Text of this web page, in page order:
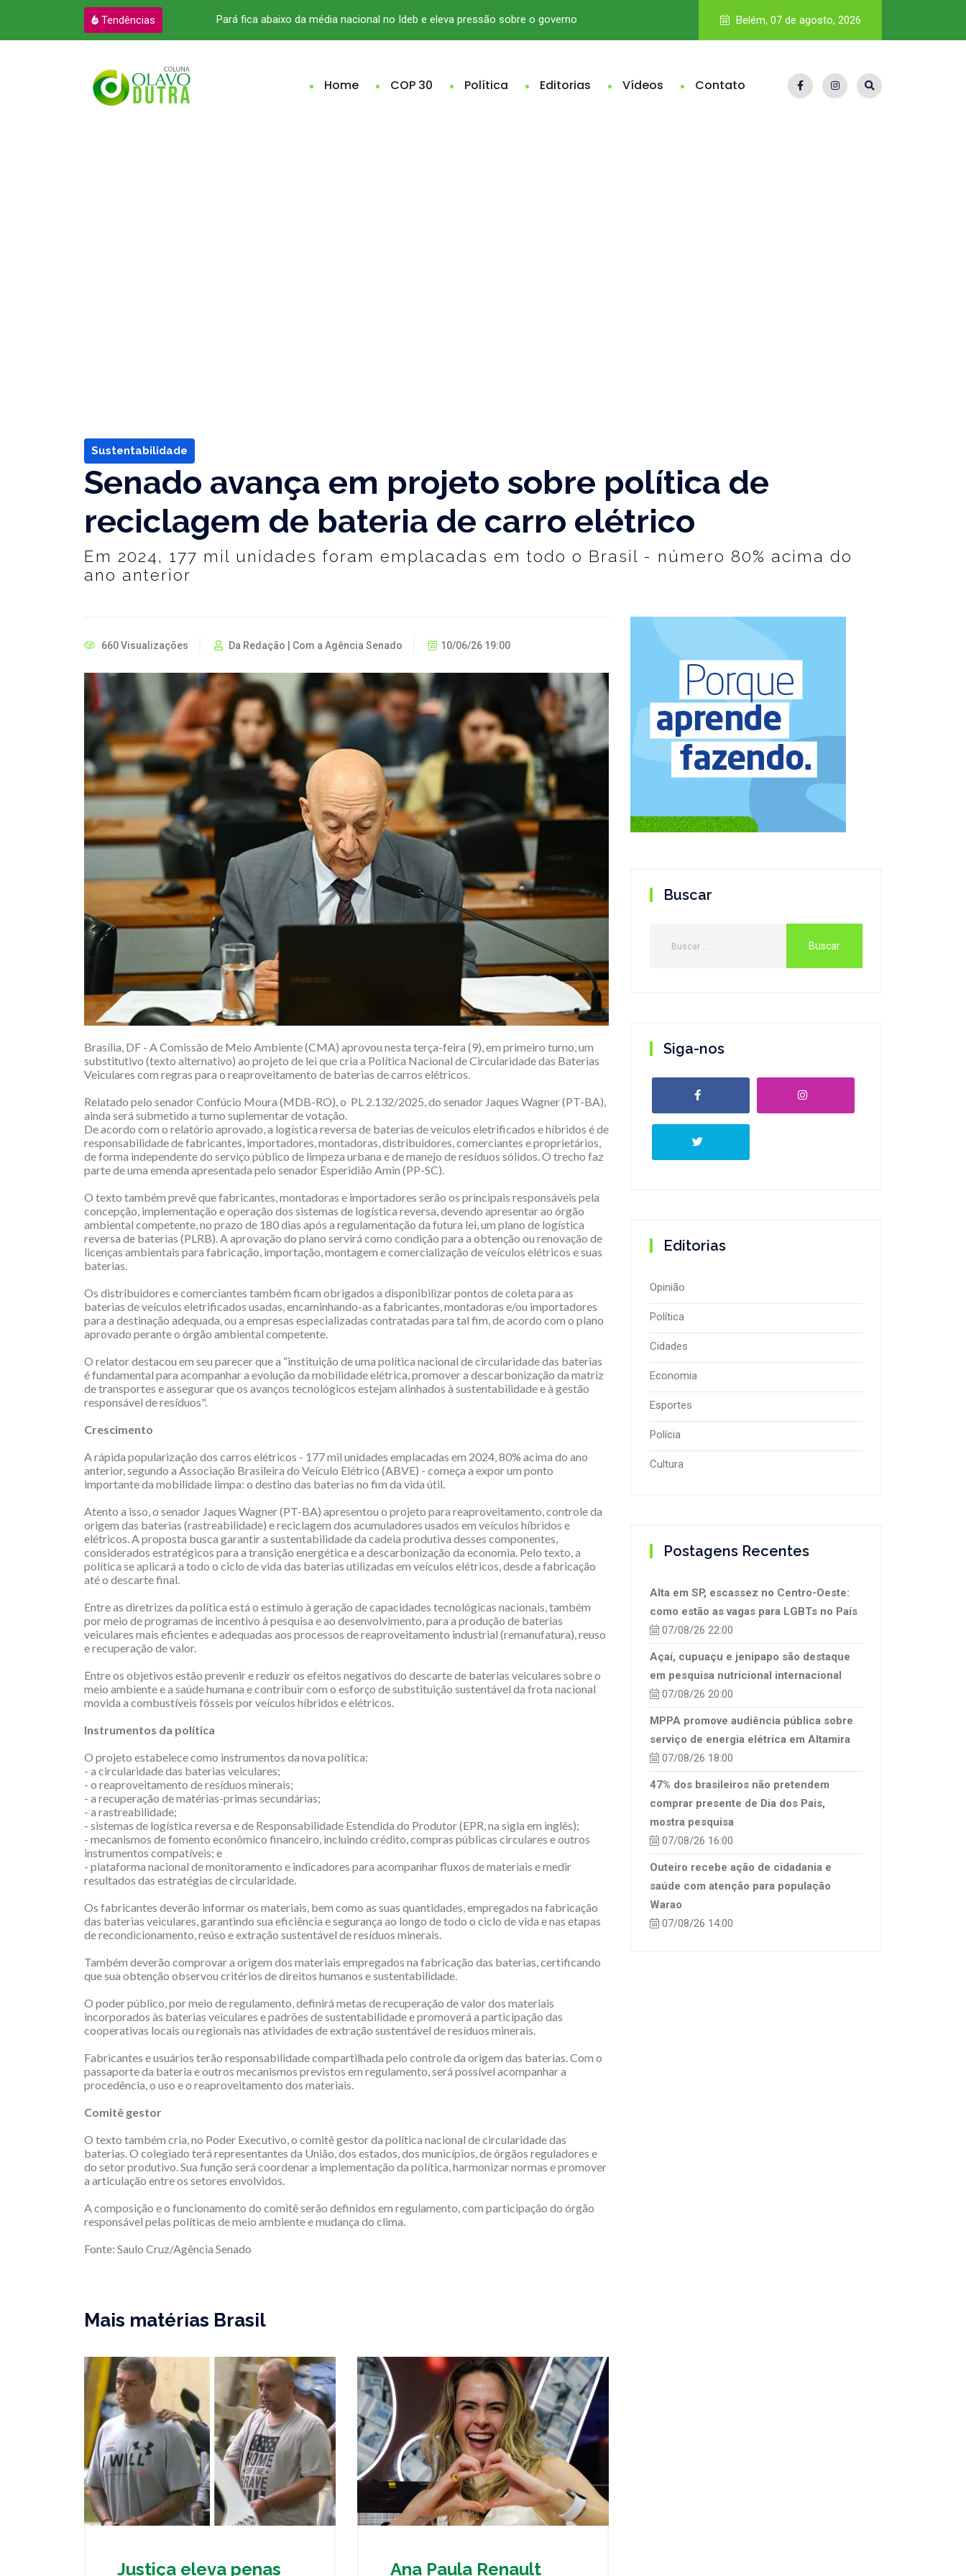
Tendências
a R$ 12,2 bilhões Pará fica abaixo da média nacional no Ideb e eleva pressão sobre o governo IA na seleção de pessoas entra no radar da fiscalização e
Belém, 07 de agosto, 2026
Home COP 30 Política Editorias Vídeos Contato
Sustentabilidade
Senado avança em projeto sobre política de
reciclagem de bateria de carro elétrico
Em 2024, 177 mil unidades foram emplacadas em todo o Brasil - número 80% acima do
ano anterior
660 Visualizações Da Redação | Com a Agência Senado 10/06/26 19:00
Brasília, DF - A Comissão de Meio Ambiente (CMA) aprovou nesta terça-feira (9), em primeiro turno, um
substitutivo (texto alternativo) ao projeto de lei que cria a Política Nacional de Circularidade das Baterias
Veiculares com regras para o reaproveitamento de baterias de carros elétricos.
Relatado pelo senador Confúcio Moura (MDB-RO), o PL 2.132/2025, do senador Jaques Wagner (PT-BA),
ainda será submetido a turno suplementar de votação.
De acordo com o relatório aprovado, a logística reversa de baterias de veículos eletrificados e híbridos é de
responsabilidade de fabricantes, importadores, montadoras, distribuidores, comerciantes e proprietários,
de forma independente do serviço público de limpeza urbana e de manejo de resíduos sólidos. O trecho faz
parte de uma emenda apresentada pelo senador Esperidião Amin (PP-SC).
O texto também prevê que fabricantes, montadoras e importadores serão os principais responsáveis pela
concepção, implementação e operação dos sistemas de logística reversa, devendo apresentar ao órgão
ambiental competente, no prazo de 180 dias após a regulamentação da futura lei, um plano de logística
reversa de baterias (PLRB). A aprovação do plano servirá como condição para a obtenção ou renovação de
licenças ambientais para fabricação, importação, montagem e comercialização de veículos elétricos e suas
baterias.
Os distribuidores e comerciantes também ficam obrigados a disponibilizar pontos de coleta para as
baterias de veículos eletrificados usadas, encaminhando-as a fabricantes, montadoras e/ou importadores
para a destinação adequada, ou a empresas especializadas contratadas para tal fim, de acordo com o plano
aprovado perante o órgão ambiental competente.
O relator destacou em seu parecer que a “instituição de uma política nacional de circularidade das baterias
é fundamental para acompanhar a evolução da mobilidade elétrica, promover a descarbonização da matriz
de transportes e assegurar que os avanços tecnológicos estejam alinhados à sustentabilidade e à gestão
responsável de resíduos".
Crescimento
A rápida popularização dos carros elétricos - 177 mil unidades emplacadas em 2024, 80% acima do ano
anterior, segundo a Associação Brasileira do Veículo Elétrico (ABVE) - começa a expor um ponto
importante da mobilidade limpa: o destino das baterias no fim da vida útil.
Atento a isso, o senador Jaques Wagner (PT-BA) apresentou o projeto para reaproveitamento, controle da
origem das baterias (rastreabilidade) e reciclagem dos acumuladores usados em veículos híbridos e
elétricos. A proposta busca garantir a sustentabilidade da cadeia produtiva desses componentes,
considerados estratégicos para a transição energética e a descarbonização da economia. Pelo texto, a
política se aplicará a todo o ciclo de vida das baterias utilizadas em veículos elétricos, desde a fabricação
até o descarte final.
Entre as diretrizes da política está o estímulo à geração de capacidades tecnológicas nacionais, também
por meio de programas de incentivo à pesquisa e ao desenvolvimento, para a produção de baterias
veiculares mais eficientes e adequadas aos processos de reaproveitamento industrial (remanufatura), reuso
e recuperação de valor.
Entre os objetivos estão prevenir e reduzir os efeitos negativos do descarte de baterias veiculares sobre o
meio ambiente e a saúde humana e contribuir com o esforço de substituição sustentável da frota nacional
movida a combustíveis fósseis por veículos híbridos e elétricos.
Instrumentos da política
O projeto estabelece como instrumentos da nova política:
- a circularidade das baterias veiculares;
- o reaproveitamento de resíduos minerais;
- a recuperação de matérias-primas secundárias;
- a rastreabilidade;
- sistemas de logística reversa e de Responsabilidade Estendida do Produtor (EPR, na sigla em inglês);
- mecanismos de fomento econômico financeiro, incluindo crédito, compras públicas circulares e outros
instrumentos compatíveis; e
- plataforma nacional de monitoramento e indicadores para acompanhar fluxos de materiais e medir
resultados das estratégias de circularidade.
Os fabricantes deverão informar os materiais, bem como as suas quantidades, empregados na fabricação
das baterias veiculares, garantindo sua eficiência e segurança ao longo de todo o ciclo de vida e nas etapas
de recondicionamento, reúso e extração sustentável de resíduos minerais.
Também deverão comprovar a origem dos materiais empregados na fabricação das baterias, certificando
que sua obtenção observou critérios de direitos humanos e sustentabilidade.
O poder público, por meio de regulamento, definirá metas de recuperação de valor dos materiais
incorporados às baterias veiculares e padrões de sustentabilidade e promoverá a participação das
cooperativas locais ou regionais nas atividades de extração sustentável de resíduos minerais.
Fabricantes e usuários terão responsabilidade compartilhada pelo controle da origem das baterias. Com o
passaporte da bateria e outros mecanismos previstos em regulamento, será possível acompanhar a
procedência, o uso e o reaproveitamento dos materiais.
Comitê gestor
O texto também cria, no Poder Executivo, o comitê gestor da política nacional de circularidade das
baterias. O colegiado terá representantes da União, dos estados, dos municípios, de órgãos reguladores e
do setor produtivo. Sua função será coordenar a implementação da política, harmonizar normas e promover
a articulação entre os setores envolvidos.
A composição e o funcionamento do comitê serão definidos em regulamento, com participação do órgão
responsável pelas políticas de meio ambiente e mudança do clima.
Fonte: Saulo Cruz/Agência Senado
Mais matérias Brasil
Justiça eleva penas Ana Paula Renault
Buscar
Siga-nos
Editorias
Opinião
Política
Cidades
Economia
Esportes
Polícia
Cultura
Postagens Recentes
Alta em SP, escassez no Centro-Oeste:
como estão as vagas para LGBTs no País
07/08/26 22:00
Açaí, cupuaçu e jenipapo são destaque
em pesquisa nutricional internacional
07/08/26 20:00
MPPA promove audiência pública sobre
serviço de energia elétrica em Altamira
07/08/26 18:00
47% dos brasileiros não pretendem
comprar presente de Dia dos Pais,
mostra pesquisa
07/08/26 16:00
Outeiro recebe ação de cidadania e
saúde com atenção para população
Warao
07/08/26 14:00